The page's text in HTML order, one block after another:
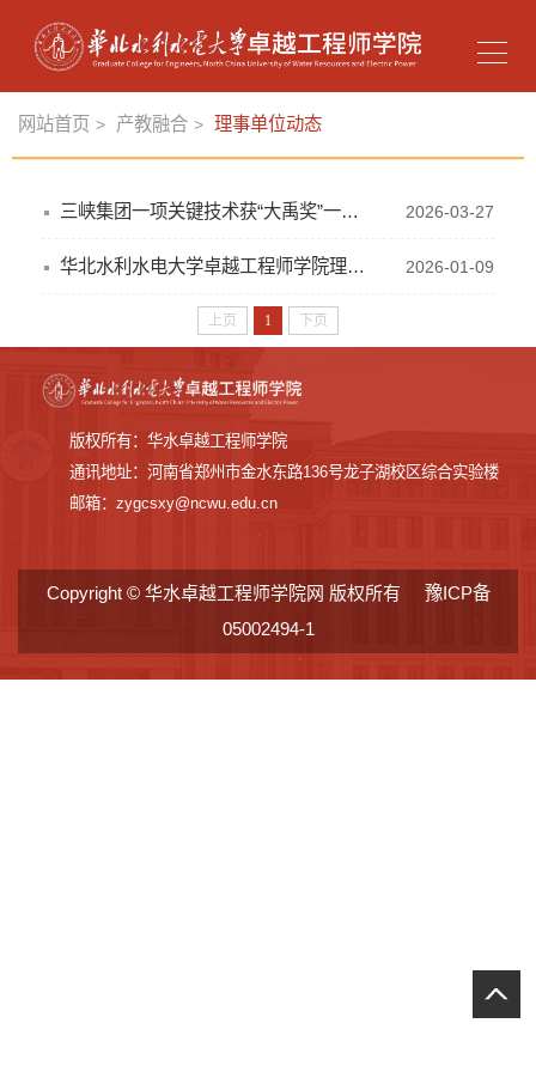
网站首页 > 产教融合 > 理事单位动态
2026-03-27
三峡集团一项关键技术获“大禹奖”一等奖
2026-01-09
华北水利水电大学卓越工程师学院理事会成员单位
上页 1 下页
版权所有：华水卓越工程师学院
通讯地址：河南省郑州市金水东路136号龙子湖校区综合实验楼
邮箱：zygcsxy@ncwu.edu.cn
Copyright © 华水卓越工程师学院网 版权所有 豫ICP备
05002494-1